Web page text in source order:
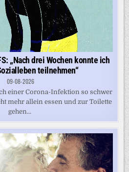
„Nach drei Wochen konnte ich
teilnehmen“
09-08-2026
einer Corona-Infektion so schwer
mehr allein essen und zur Toilette
gehen...